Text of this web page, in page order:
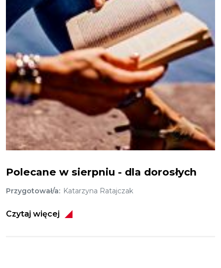
Polecane w sierpniu - dla dorosłych
Przygotował/a Katarzyna Ratajczak
Czytaj więcej